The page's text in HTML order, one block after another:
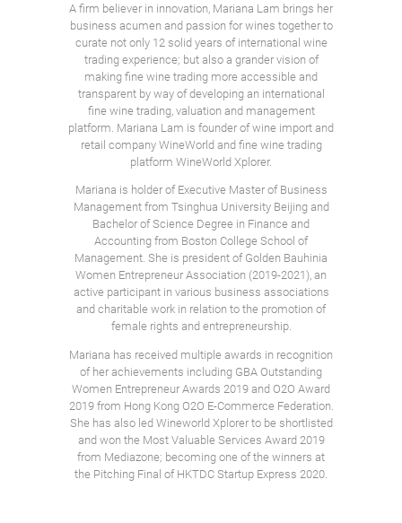
A firm believer in innovation, Mariana Lam brings her
business acumen and passion for wines together to
curate not only 12 solid years of international wine
trading experience; but also a grander vision of
making fine wine trading more accessible and
transparent by way of developing an international
fine wine trading, valuation and management
platform. Mariana Lam is founder of wine import and
retail company WineWorld and fine wine trading
platform WineWorld Xplorer.
Mariana is holder of Executive Master of Business
Management from Tsinghua University Beijing and
Bachelor of Science Degree in Finance and
Accounting from Boston College School of
Management. She is president of Golden Bauhinia
Women Entrepreneur Association (2019-2021), an
active participant in various business associations
and charitable work in relation to the promotion of
female rights and entrepreneurship.
Mariana has received multiple awards in recognition
of her achievements including GBA Outstanding
Women Entrepreneur Awards 2019 and O2O Award
2019 from Hong Kong O2O E-Commerce Federation.
She has also led Wineworld Xplorer to be shortlisted
and won the Most Valuable Services Award 2019
from Mediazone; becoming one of the winners at
the Pitching Final of HKTDC Startup Express 2020.